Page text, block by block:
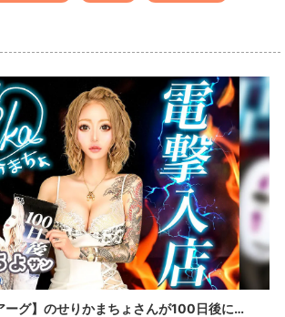
ーグ】のせりかまちょさんが100日後に…